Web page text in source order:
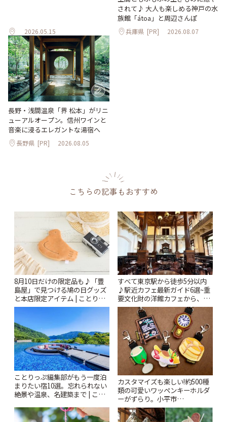
2026.05.15
されて♪ 大人も楽しめる神戸の水
族館「átoa」と周辺さんぽ
兵庫県 [PR] 2026.08.07
長野・浅間温泉「界 松本」がリニ
ューアルオープン。信州ワインと
音楽に浸るエレガントな湯宿へ
長野県 [PR] 2026.08.05
こちらの記事もおすすめ
8月10日だけの限定品も♪「豊
島屋」で見つける鳩の日グッズ
と本店限定アイテム | ことりっ
ぷ
すべて東京駅から徒歩5分以内
♪駅近カフェ最新ガイド6選~重
要文化財の洋館カフェから、改
札すぐのレトロ喫茶まで~ | こと
りっぷ
ことりっぷ編集部がもう一度泊
まりたい宿10選。忘れられない
絶景や温泉、名建築まで | こと
カスタマイズも楽しい!約500種
類の可愛いワッペンキーホルダ
ーがずらり。小平市
「Kimamaya T&K」 | ことりっ
ぷ